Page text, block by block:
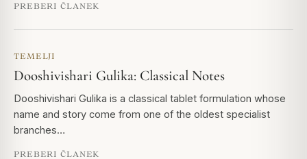
PREBERI ČLANEK
TEMELJI
Dooshivishari Gulika: Classical Notes
Dooshivishari Gulika is a classical tablet formulation whose
name and story come from one of the oldest specialist
branches…
PREBERI ČLANEK